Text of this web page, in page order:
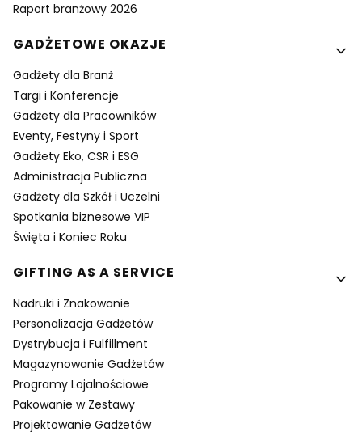
Raport branżowy 2026
GADŻETOWE OKAZJE
Gadżety dla Branż
Targi i Konferencje
Gadżety dla Pracowników
Eventy, Festyny i Sport
Gadżety Eko, CSR i ESG
Administracja Publiczna
Gadżety dla Szkół i Uczelni
Spotkania biznesowe VIP
Święta i Koniec Roku
GIFTING AS A SERVICE
Nadruki i Znakowanie
Personalizacja Gadżetów
Dystrybucja i Fulfillment
Magazynowanie Gadżetów
Programy Lojalnościowe
Pakowanie w Zestawy
Projektowanie Gadżetów